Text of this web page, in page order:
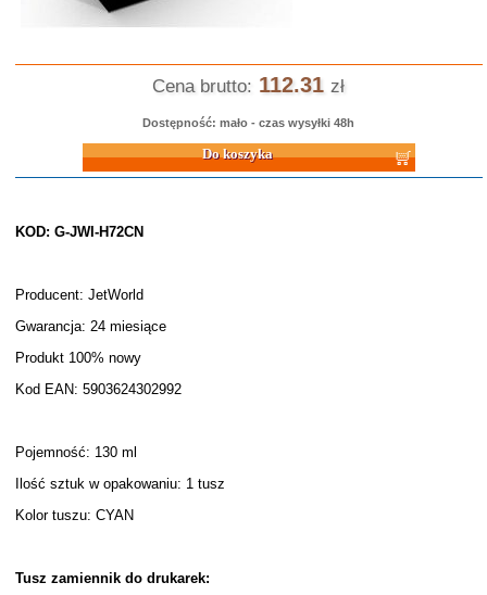
Cena brutto: 112.31 zł
Dostępność: mało - czas wysyłki 48h
Do koszyka
KOD: G-JWI-H72CN
Producent: JetWorld
Gwarancja: 24 miesiące
Produkt 100% nowy
Kod EAN: 5903624302992
Pojemność: 130 ml
Ilość sztuk w opakowaniu: 1 tusz
Kolor tuszu: CYAN
Tusz zamiennik do drukarek: